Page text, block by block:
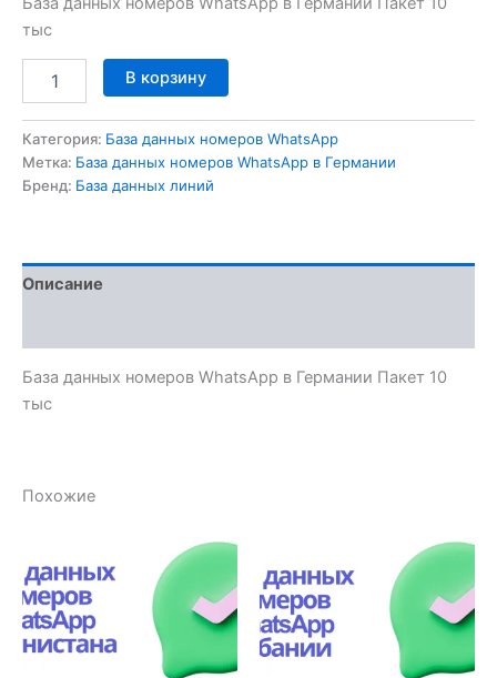
тыс
В корзину
Категория: База данных номеров WhatsApp
Метка: База данных номеров WhatsApp в Германии
Бренд: База данных линий
Описание
База данных номеров WhatsApp в Германии Пакет 10
тыс
Похожие